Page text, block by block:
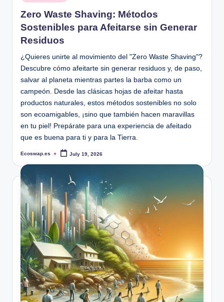
in
Zero Waste Shaving: Métodos
Sostenibles para Afeitarse sin Generar
Residuos
¿Quieres unirte al movimiento del "Zero Waste Shaving"?
Descubre cómo afeitarte sin generar residuos y, de paso,
salvar al planeta mientras partes la barba como un
campeón. Desde las clásicas hojas de afeitar hasta
productos naturales, estos métodos sostenibles no solo
son ecoamigables, ¡sino que también hacen maravillas
en tu piel! Prepárate para una experiencia de afeitado
que es buena para ti y para la Tierra.
Posted
Ecoswap.es July 19, 2026